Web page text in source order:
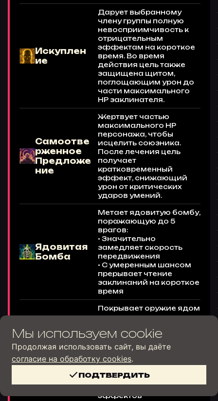
Искуплен
ие
Дарует выбранному
члену группы полную
невосприимчивость к
отрицательным
эффектам на короткое
время. Во время
действия цель также
защищена щитом,
поглощающим урон до
части максимального
HP заклинателя.
Самоотве
рженное
Предложе
ние
Жертвует частью
максимального HP
персонажа, чтобы
исцелить союзника.
После лечения цель
получает
кратковременный
эффект, снижающий
урон от критических
ударов умений.
Ядовитая
Бомба
Метает ядовитую бомбу,
поражающую до 5
врагов:
• Значительно
замедляет скорость
передвижения
• С умеренным шансом
прерывает чтение
заклинаний на короткое
время
Покрывает оружие ядом
на среднюю
использоваться даже в
состоянии
невидимости.
Во время действия
накладывает (или
обновляет) до 5
эффектов
Мы используем cookie
Продолжая использовать сайт, вы даёте
cогласие на обработку cookies.
ПОДТВЕРДИТЬ